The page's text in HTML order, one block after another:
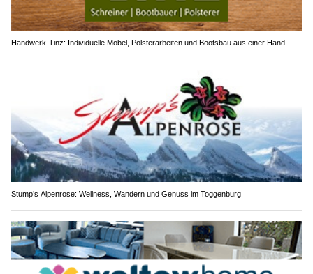
Handwerk-Tinz: Individuelle Möbel, Polsterarbeiten und Bootsbau aus einer Hand
Stump’s Alpenrose: Wellness, Wandern und Genuss im Toggenburg